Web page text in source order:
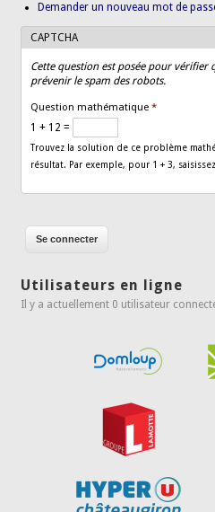
Demander un nouveau mot de
CAPTCHA
Cette question est posée pour vérifier
prévenir le spam des robots.
Question mathématique*
1 + 12 =
Trouvez la solution de ce problème
résultat. Par exemple, pour 1 + 3,
Utilisateurs en ligne
Il y a actuellement 0 utilisateur